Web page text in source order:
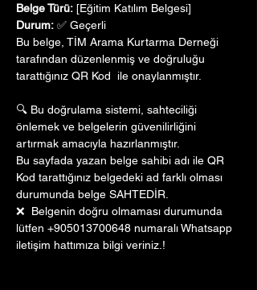
Belge Türü: [Eğitim Katılım Belgesi]
Durum: ✅ Geçerli
Bu belge, TİM Arama Kurtarma Derneği
tarafından düzenlenmiş ve doğruluğu
tarattığınız QR Kod  ile onaylanmıştır.
🔍 Bu doğrulama sistemi, sahteciliği
önlemek ve belgelerin güvenilirliğini
artırmak amacıyla hazırlanmıştır.
Bu sayfada yazan belge sahibi adı ile QR
Kod tarattığınız belgedeki ad farklı olması
durumunda belge SAHTEDİR.
❌  Belgenin doğru olmaması durumunda
lütfen +905013700648 numaralı Whatsapp
iletişim hattımıza bilgi veriniz.!